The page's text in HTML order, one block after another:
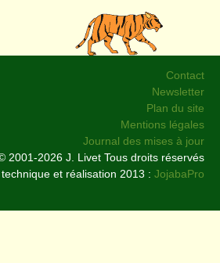
Contact
Newsletter
Plan du site
Mentions légales
Journal des mises à jour
2001-2026 J. Livet Tous droits réservés
et réalisation 2013 : JojabaPro